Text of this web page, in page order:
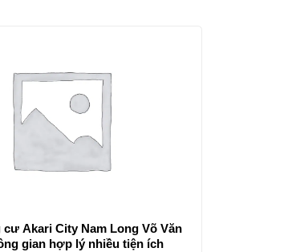
cư Akari City Nam Long Võ Văn
gian hợp lý nhiều tiện ích